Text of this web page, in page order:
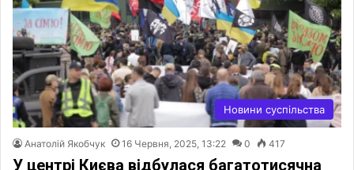
Новини суспільства
Анатолій Якобчук 16 Червня, 2025, 13:22 0 417
У центрі Києва відбулася багатотисячна